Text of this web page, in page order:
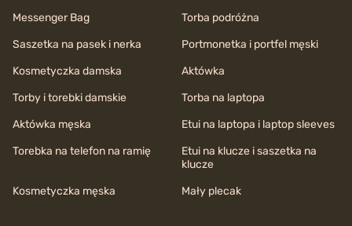
Messenger Bag
Torba podróżna
Saszetka na pasek i nerka
Portmonetka i portfel męski
Kosmetyczka damska
Aktówka
Torby i torebki damskie
Torba na laptopa
Aktówka męska
Etui na laptopa i laptop sleeves
Torebka na telefon na ramię
Etui na klucze i saszetka na
klucze
Kosmetyczka męska
Mały plecak